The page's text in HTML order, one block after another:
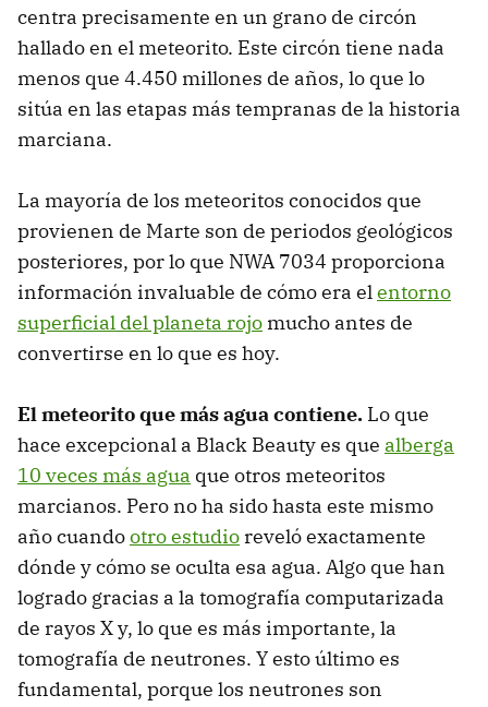
centra precisamente en un grano de circón
hallado en el meteorito. Este circón tiene nada
menos que 4.450 millones de años, lo que lo
sitúa en las etapas más tempranas de la historia
marciana.
La mayoría de los meteoritos conocidos que
provienen de Marte son de periodos geológicos
posteriores, por lo que NWA 7034 proporciona
información invaluable de cómo era elentorno
superficial del planeta rojo mucho antes de
convertirse en lo que es hoy.
El meteorito que más agua contiene. Lo que
hace excepcional a Black Beauty es que alberga
10 veces más agua que otros meteoritos
marcianos. Pero no ha sido hasta este mismo
año cuandootro estudio reveló exactamente
dónde y cómo se oculta esa agua. Algo que han
logrado gracias a la tomografía computarizada
de rayos X y, lo que es más importante, la
tomografía de neutrones. Y esto último es
fundamental, porque los neutrones son